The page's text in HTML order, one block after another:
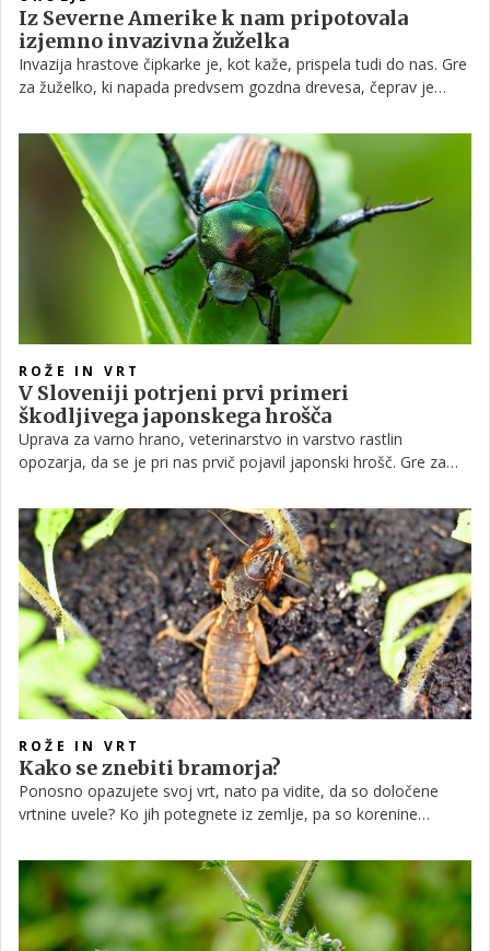
Iz Severne Amerike k nam pripotovala
izjemno invazivna žuželka
Invazija hrastove čipkarke je, kot kaže, prispela tudi do nas. Gre
za žuželko, ki napada predvsem gozdna drevesa, čeprav je
Ljubljani. Poglejmo, kakšna žuželka je hrastova čipkarka in ali bi
nas moralo njeno pojavljanje zares skrbeti.
ROŽE IN VRT
V Sloveniji potrjeni prvi primeri
škodljivega japonskega hrošča
Uprava za varno hrano, veterinarstvo in varstvo rastlin
opozarja, da se je pri nas prvič pojavil japonski hrošč. Gre za
sabo.
ROŽE IN VRT
Kako se znebiti bramorja?
Ponosno opazujete svoj vrt, nato pa vidite, da so določene
vrtnine uvele? Ko jih potegnete iz zemlje, pa so korenine